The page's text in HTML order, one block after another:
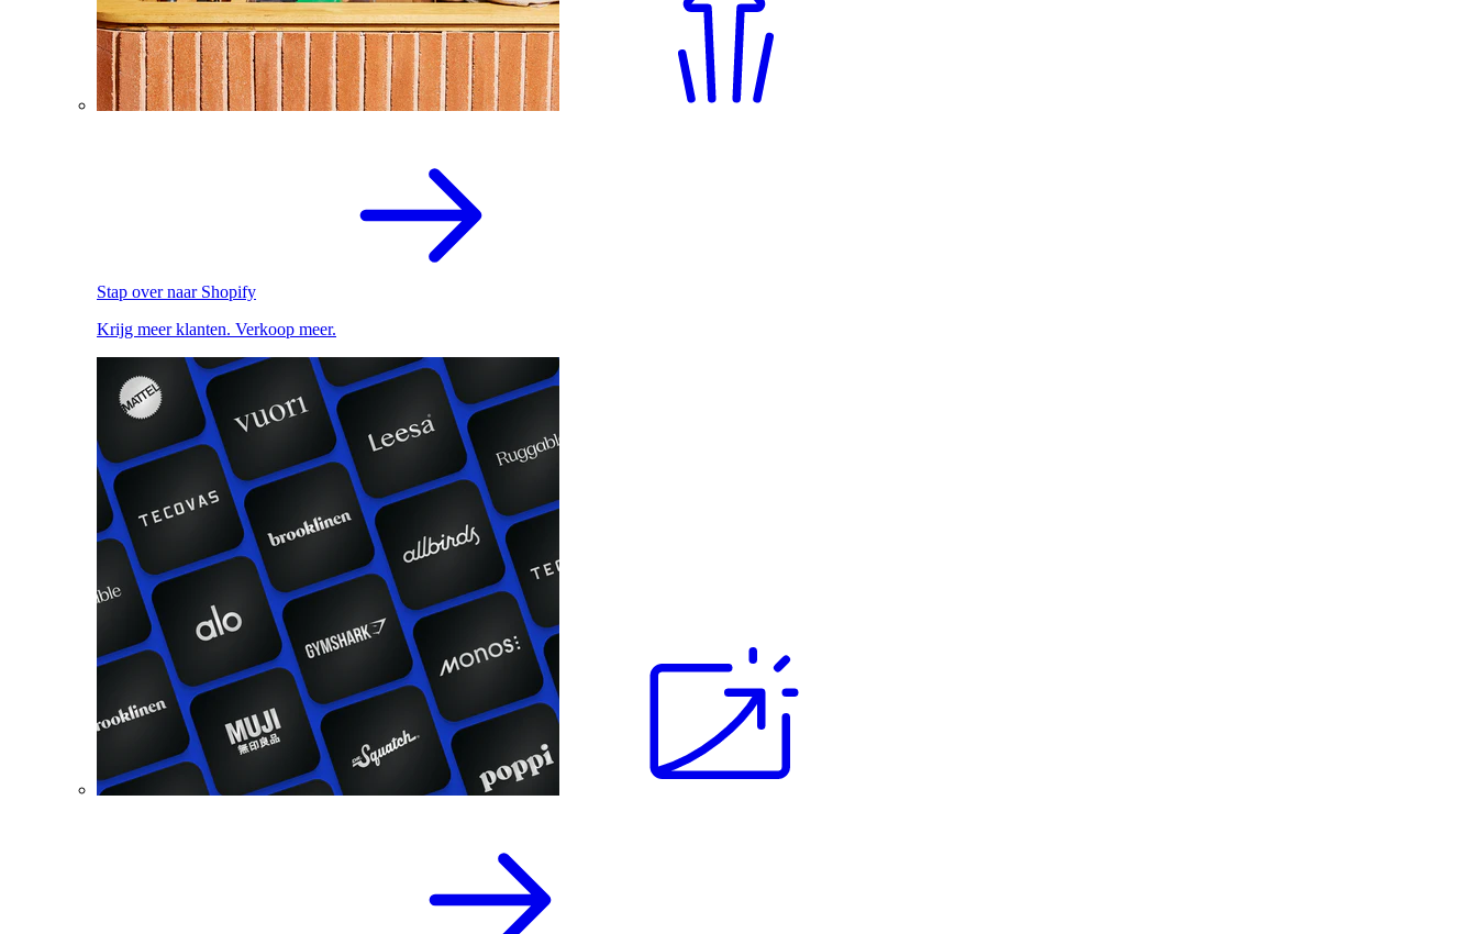
Stap over naar Shopify
Krijg meer klanten. Verkoop meer.